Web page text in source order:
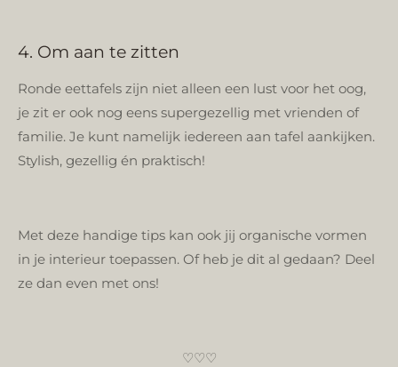
4. Om aan te zitten
Ronde eettafels zijn niet alleen een lust voor het oog,
je zit er ook nog eens supergezellig met vrienden of
familie. Je kunt namelijk iedereen aan tafel aankijken.
Stylish, gezellig én praktisch!
Met deze handige tips kan ook jij organische vormen
in je interieur toepassen. Of heb je dit al gedaan? Deel
ze dan even met ons!
♡♡♡